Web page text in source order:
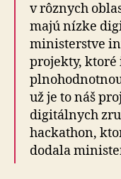
v rôznych
majú nízke
ministerstve
projekty, ktoré
už je to náš
digitálnych
hackathon,
dodala